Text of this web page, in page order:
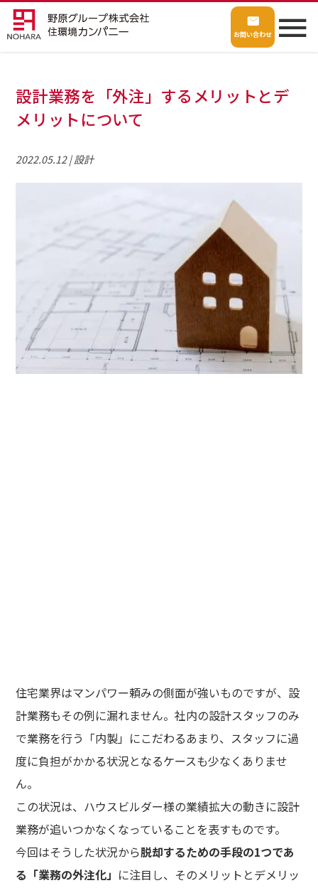
お問い合わせ
設計業務を「外注」するメリットとデ
メリットについて
2022.05.12 設計
住宅業界はマンパワー頼みの側面が強いものですが、設
計業務もその例に漏れません。社内の設計スタッフのみ
で業務を行う「内製」にこだわるあまり、スタッフに過
度に負担がかかる状況となるケースも少なくありませ
ん。
この状況は、ハウスビルダー様の業績拡大の動きに設計
業務が追いつかなくなっていることを表すものです。
今回はそうした状況から脱却するための手段の1つであ
る「業務の外注化」 に注目し、そのメリットとデメリッ